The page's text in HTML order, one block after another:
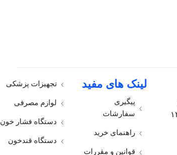
لینک های مفید
پیگیری
سفارشات
راهنمای خرید
قوانین و مقررات
تجهیزات پزشکی
لوازم مصرفی
دستگاه فشار خون
دستگاه قندخون